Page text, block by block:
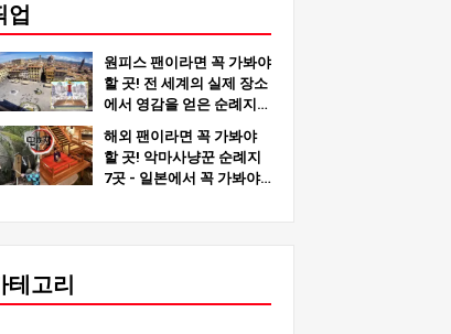
업
원피스 팬이라면 꼭 가봐야
할 곳! 전 세계의 실제 장소
에서 영감을 얻은 순례지
10곳!
해외 팬이라면 꼭 가봐야
할 곳! 악마사냥꾼 순례지
7곳 - 일본에서 꼭 가봐야
테고리